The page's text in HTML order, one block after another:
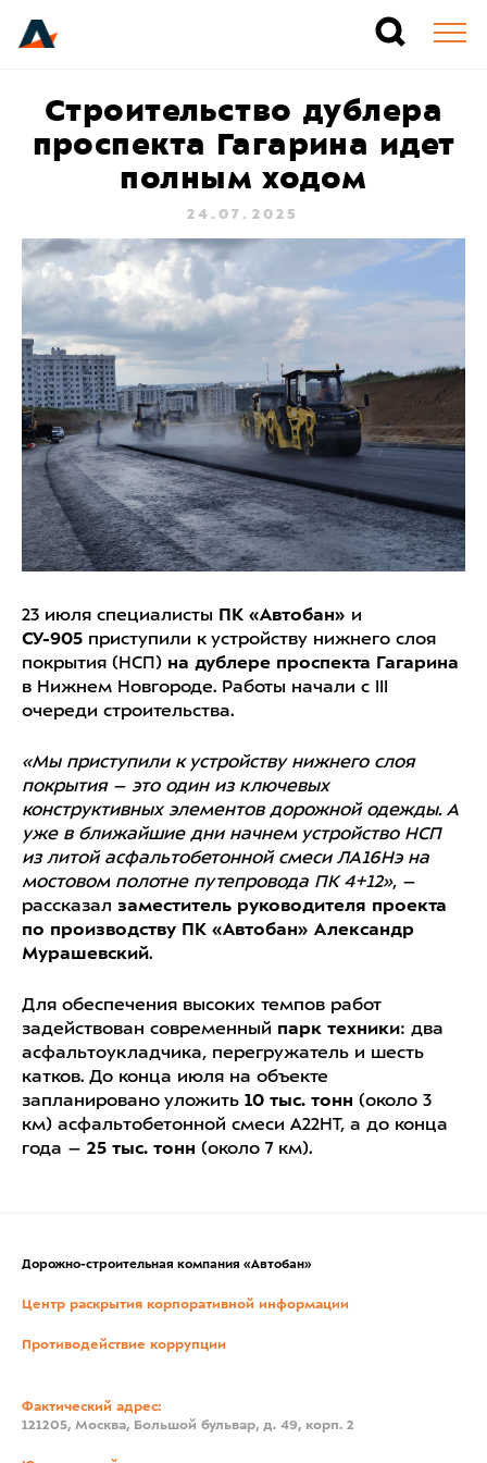
Строительство дублера
проспекта Гагарина идет
полным ходом
24.07.2025
23 июля специалисты ПК «Автобан» и
СУ-905 приступили к устройству нижнего слоя
покрытия (НСП) на дублере проспекта Гагарина
в Нижнем Новгороде. Работы начали с III
очереди строительства.
«Мы приступили к устройству нижнего слоя
покрытия – это один из ключевых
конструктивных элементов дорожной одежды. А
уже в ближайшие дни начнем устройство НСП
из литой асфальтобетонной смеси ЛА16Нэ на
мостовом полотне путепровода ПК 4+12», –
рассказал заместитель руководителя проекта
по производству ПК «Автобан» Александр
Мурашевский.
Для обеспечения высоких темпов работ
задействован современный парк техники: два
асфальтоукладчика, перегружатель и шесть
катков. До конца июля на объекте
запланировано уложить 10 тыс. тонн (около 3
км) асфальтобетонной смеси А22НТ, а до конца
года – 25 тыс. тонн (около 7 км).
Дорожно-строительная компания «Автобан»
Центр раскрытия корпоративной информации
Противодействие коррупции
Фактический адрес:
121205, Москва, Большой бульвар, д. 49, корп. 2